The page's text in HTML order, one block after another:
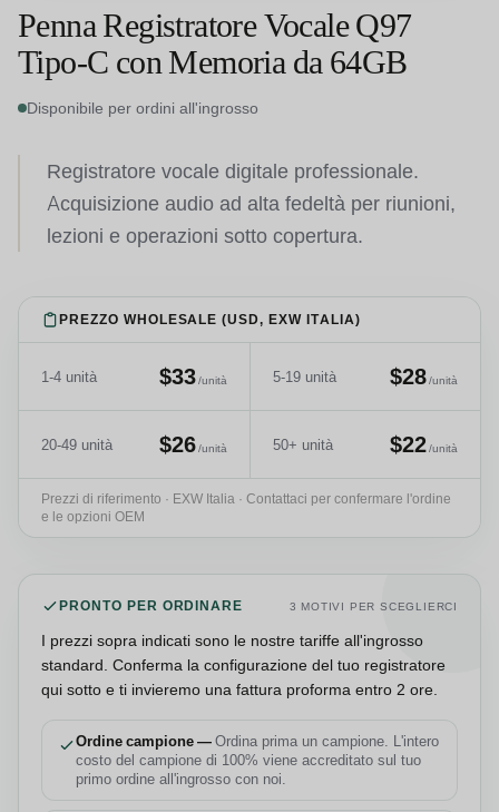
Penna Registratore Vocale Q97
Tipo-C con Memoria da 64GB
Disponibile per ordini all'ingrosso
Registratore vocale digitale professionale.
Acquisizione audio ad alta fedeltà per riunioni,
lezioni e operazioni sotto copertura.
PREZZO WHOLESALE (USD, EXW ITALIA)
1-4 unità $33/unità 5-19 unità $28/unità
20-49 unità $26/unità 50+ unità $22/unità
Prezzi di riferimento · EXW Italia · Contattaci per confermare l'ordine
e le opzioni OEM
PRONTO PER ORDINARE 3 MOTIVI PER SCEGLIERCI
I prezzi sopra indicati sono le nostre tariffe all'ingrosso
standard. Conferma la configurazione del tuo registratore
qui sotto e ti invieremo una fattura proforma entro 2 ore.
Ordine campione —Ordina prima un campione. L'intero
costo del campione di 100% viene accreditato sul tuo
primo ordine all'ingrosso con noi.